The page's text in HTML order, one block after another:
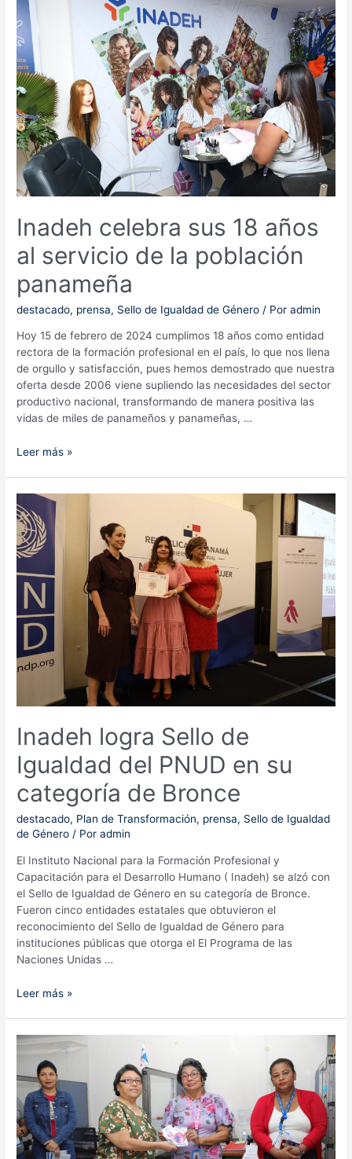
celebración
del
Programa
Canal
de
Empresarias
de
la
Fundación
Ciudad
del
Saber
Inadeh celebra sus 18 años
al servicio de la población
panameña
destacado, prensa, Sello de Igualdad de Género / Poradmin
Hoy 15 de febrero de 2024 cumplimos 18 años como entidad
rectora de la formación profesional en el país, lo que nos llena
de orgullo y satisfacción, pues hemos demostrado que nuestra
oferta desde 2006 viene supliendo las necesidades del sector
productivo nacional, transformando de manera positiva las
vidas de miles de panameños y panameñas, …
Inadeh
18
años
al
servicio
la
población
panameña
Leer más »
Inadeh logra Sello de
Igualdad del PNUD en su
categoría de Bronce
destacado, Plan de Transformación, prensa, Sello de Igualdad
de Género / Poradmin
El Instituto Nacional para la Formación Profesional y
Capacitación para el Desarrollo Humano ( Inadeh) se alzó con
el Sello de Igualdad de Género en su categoría de Bronce.
Fueron cinco entidades estatales que obtuvieron el
reconocimiento del Sello de Igualdad de Género para
instituciones públicas que otorga el El Programa de las
Naciones Unidas …
Inadeh
de
Igualdad
del
PNUD
en
su
categoría
Leer más »